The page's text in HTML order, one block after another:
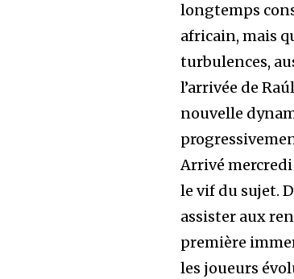
longtemps
africain, mais
turbulences,
l’arrivée de
nouvelle
Arrivé
le vif du sujet.
assister aux
première
les joueurs